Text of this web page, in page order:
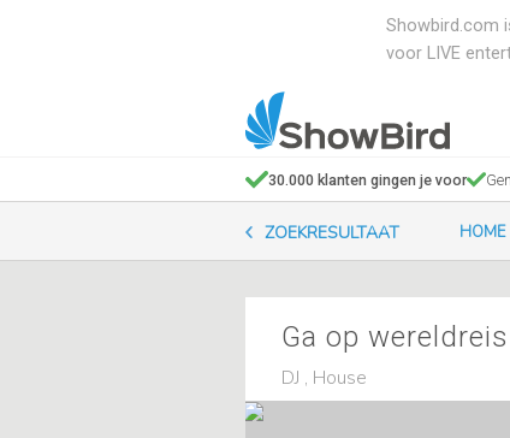
Showbird.com
voor LIVE
30.000 klanten gingen je voor
ZOEKRESULTAAT HOME
Ga op
DJ , House